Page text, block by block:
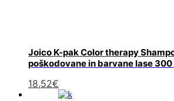
Joico K-pak Color therapy
poškodovane in barvane lase 300
18,52€